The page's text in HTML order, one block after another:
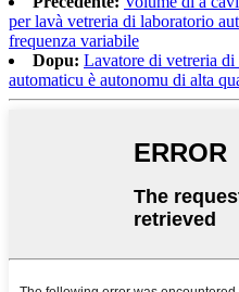
per lavà vetreria di laboratorio
frequenza variabile
Dopu: Lavatore di vetreria di
automaticu è autonomu di alta